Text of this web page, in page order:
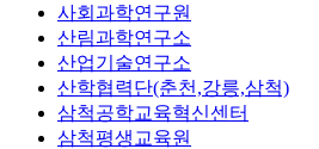
사회과학연구원
산림과학연구소
산업기술연구소
산학협력단(춘천,강릉,삼척)
삼척공학교육혁신센터
삼척평생교육원